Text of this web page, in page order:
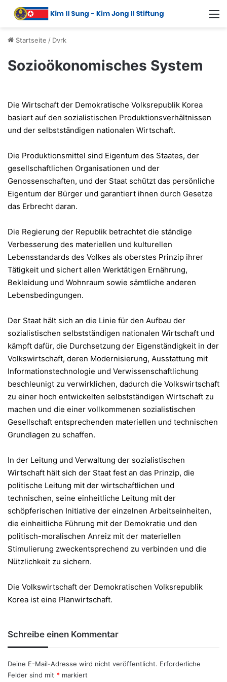
Startseite / Dvrk
Sozioökonomisches System
Die Wirtschaft der Demokratische Volksrepublik Korea
basiert auf den sozialistischen Produktionsverhältnissen
und der selbstständigen nationalen Wirtschaft.
Die Produktionsmittel sind Eigentum des Staates, der
gesellschaftlichen Organisationen und der
Genossenschaften, und der Staat schützt das persönliche
Eigentum der Bürger und garantiert ihnen durch Gesetze
das Erbrecht daran.
Die Regierung der Republik betrachtet die ständige
Verbesserung des materiellen und kulturellen
Lebensstandards des Volkes als oberstes Prinzip ihrer
Tätigkeit und sichert allen Werktätigen Ernährung,
Bekleidung und Wohnraum sowie sämtliche anderen
Lebensbedingungen.
Der Staat hält sich an die Linie für den Aufbau der
sozialistischen selbstständigen nationalen Wirtschaft und
kämpft dafür, die Durchsetzung der Eigenständigkeit in der
Volkswirtschaft, deren Modernisierung, Ausstattung mit
Informationstechnologie und Verwissenschaftlichung
beschleunigt zu verwirklichen, dadurch die Volkswirtschaft
zu einer hoch entwickelten selbstständigen Wirtschaft zu
machen und die einer vollkommenen sozialistischen
Gesellschaft entsprechenden materiellen und technischen
Grundlagen zu schaffen.
In der Leitung und Verwaltung der sozialistischen
Wirtschaft hält sich der Staat fest an das Prinzip, die
politische Leitung mit der wirtschaftlichen und
technischen, seine einheitliche Leitung mit der
schöpferischen Initiative der einzelnen Arbeitseinheiten,
die einheitliche Führung mit der Demokratie und den
politisch-moralischen Anreiz mit der materiellen
Stimulierung zweckentsprechend zu verbinden und die
Nützlichkeit zu sichern.
Die Volkswirtschaft der Demokratischen Volksrepublik
Korea ist eine Planwirtschaft.
Schreibe einen Kommentar
Deine E-Mail-Adresse wird nicht veröffentlicht. Erforderliche
Felder sind mit * markiert